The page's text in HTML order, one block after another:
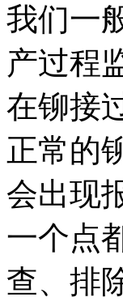
我们一
产过程
在铆接
正常的
会出现
一个点
查、排